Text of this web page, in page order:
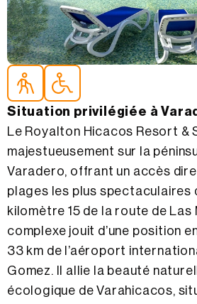
Accessible parapara personas mayores
Accessible parapersonas con
Situation privilégiée à
Le Royalton Hicacos Resort &
majestueusement sur la
Varadero, offrant un accès
plages les plus spectaculaires
kilomètre 15 de la route de Las
complexe jouit d’une position
33 km de l’aéroport
Gomez. Il allie la beauté
écologique de Varahicacos,